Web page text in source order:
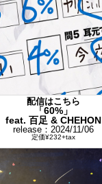
配信はこちら
「60%」
feat. 百足 & CHEHON
release：2024/11/06
定価¥232+tax